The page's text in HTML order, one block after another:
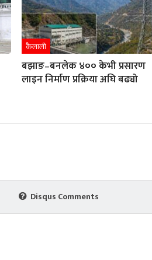
कैलाली
बझाङ–बनलेक ४०० केभी प्रसारण
लाइन निर्माण प्रक्रिया अघि बढ्यो
Disqus Comments